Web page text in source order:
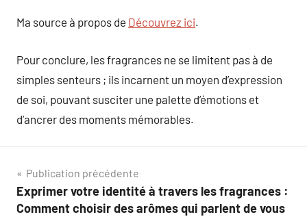
Ma source à propos de Découvrez ici.
Pour conclure, les fragrances ne se limitent pas à de
simples senteurs ; ils incarnent un moyen d’expression
de soi, pouvant susciter une palette d’émotions et
d’ancrer des moments mémorables.
Navigation
de
Publication précédente
Exprimer votre identité à travers les fragrances :
Comment choisir des arômes qui parlent de vous